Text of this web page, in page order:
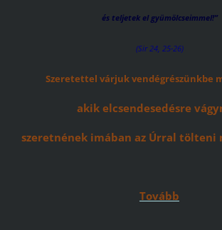
és teljetek el gyümölcseimmel!”
(Sir 24, 25-26)
Szeretettel várjuk vendégrészünkbe
akik elcsendesedésre
szeretnének imában az Úrral tölteni
Tovább